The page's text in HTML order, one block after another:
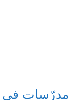
مدرّسات في